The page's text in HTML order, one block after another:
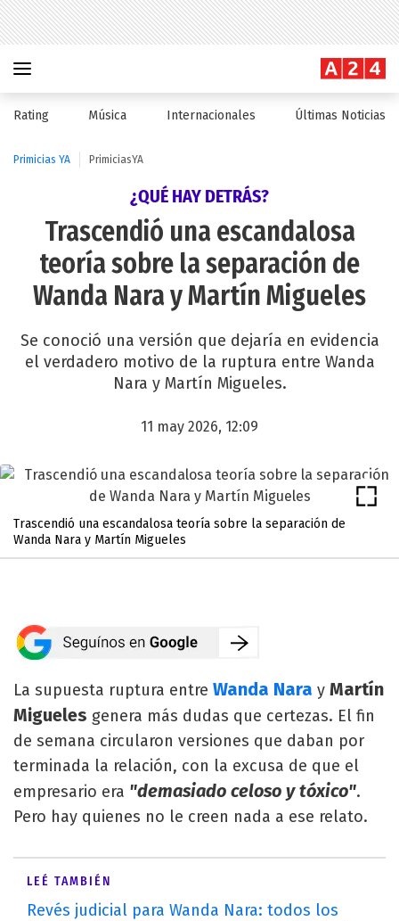
Rating Música Internacionales Últimas Noticias
Primicias YA PrimiciasYA
¿QUÉ HAY DETRÁS?
Trascendió una escandalosa
teoría sobre la separación de
Wanda Nara y Martín Migueles
Se conoció una versión que dejaría en evidencia
el verdadero motivo de la ruptura entre Wanda
Nara y Martín Migueles.
11 may 2026, 12:09
Trascendió una escandalosa teoría sobre la separación de
Wanda Nara y Martín Migueles
La supuesta ruptura entre Wanda Nara y Martín
Migueles genera más dudas que certezas. El fin
de semana circularon versiones que daban por
terminada la relación, con la excusa de que el
empresario era "demasiado celoso y tóxico".
Pero hay quienes no le creen nada a ese relato.
LEÉ TAMBIÉN
Revés judicial para Wanda Nara: todos los